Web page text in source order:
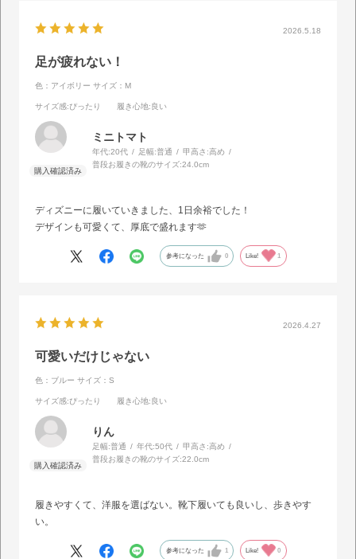
2026.5.18
足が疲れない！
色：アイボリー サイズ：M
サイズ感:ぴったり 履き心地:良い
ミニトマト
年代:20代 足幅:普通 甲高さ:高め
普段お履きの靴のサイズ:24.0cm
ディズニーに履いていきました、1日余裕でした！
デザインも可愛くて、厚底で盛れます🫶
参考になった 0 Like! 1
2026.4.27
可愛いだけじゃない
色：ブルー サイズ：S
サイズ感:ぴったり 履き心地:良い
りん
足幅:普通 年代:50代 甲高さ:高め
普段お履きの靴のサイズ:22.0cm
履きやすくて、洋服を選ばない。靴下履いても良いし、歩きやす
い。
参考になった 1 Like! 0